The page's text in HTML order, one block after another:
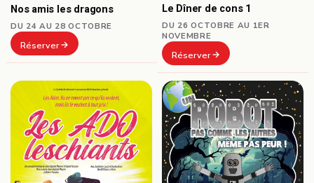
Nos amis les dragons
DU 24 AU 28 OCTOBRE
Réserver
Le Dîner de cons 1
DU 26 OCTOBRE AU 1ER
NOVEMBRE
Réserver